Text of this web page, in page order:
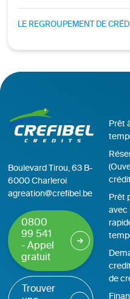
LE REGROUPEMENT DE
Boulevard Tirou, 63 B-
6000 Charleroi
agreation@crefibel.be
0800
99 541
- Appel
gratuit
Trouver
Prêt
Prêt
de